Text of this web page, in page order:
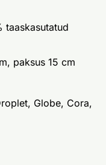
taaskasutatud
paksus 15 cm
Globe, Cora,